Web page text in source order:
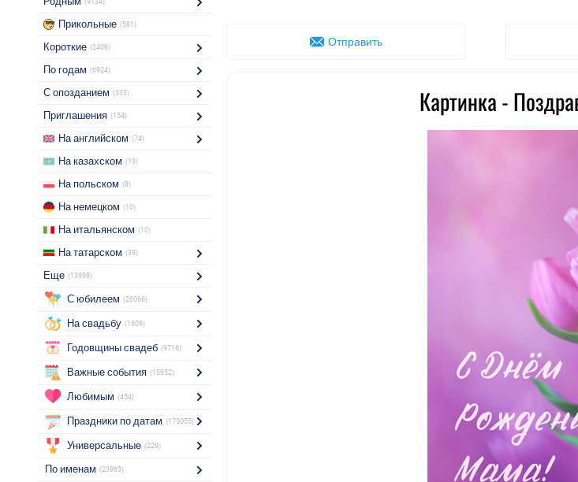
(9134)
Прикольные (581)
Короткие (2408)
По годам (6924)
С опозданием (333)
Приглашения (154)
На английском (74)
На казахском (19)
На польском (8)
На немецком (10)
На итальянском (10)
На татарском (39)
Еще (13998)
С юбилеем (26066)
На свадьбу (1609)
Годовщины свадеб (9716)
Важные события (15952)
Любимым (454)
Праздники по датам (175055)
Универсальные (229)
По именам (23863)
Отправить
Картинка -